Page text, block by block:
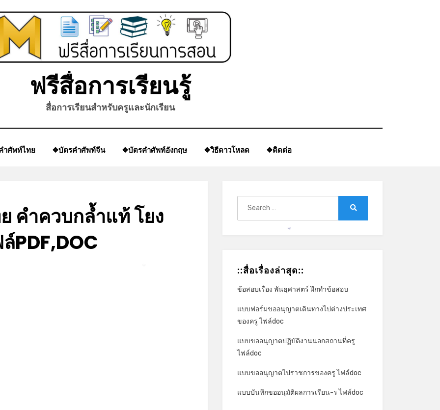
ฟรีสื่อการเรียนรู้
สื่อการเรียนสำหรับครูและนักเรียน
ศัพท์ไทย ❖บัตรคำศัพท์จีน ❖บัตรคำศัพท์อังกฤษ ❖วิธีดาวโหลด ❖ติดต่อ
คำควบกล้ำแท้ โยง
PDF,DOC
::สื่อเรื่องล่าสุด::
ข้อสอบเรื่อง พันธุศาสตร์ ฝึกทำข้อสอบ
แบบฟอร์มขออนุญาตเดินทางไปต่างประเทศ
ของครู ไฟล์doc
แบบขออนุญาตปฏิบัติงานนอกสถานที่ครู
ไฟล์doc
แบบขออนุญาตไปราชการของครู ไฟล์doc
แบบบันทึกขออนุมัติผลการเรียน-ร ไฟล์doc